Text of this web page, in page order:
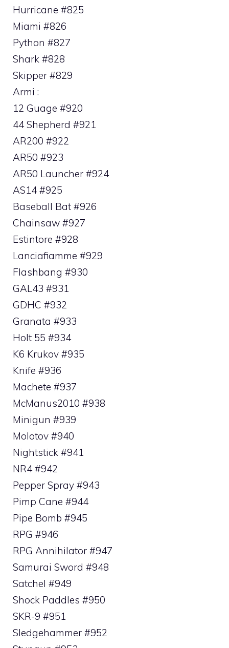
Hurricane #825
Miami #826
Python #827
Shark #828
Skipper #829
Armi :
12 Guage #920
44 Shepherd #921
AR200 #922
AR50 #923
AR50 Launcher #924
AS14 #925
Baseball Bat #926
Chainsaw #927
Estintore #928
Lanciafiamme #929
Flashbang #930
GAL43 #931
GDHC #932
Granata #933
Holt 55 #934
K6 Krukov #935
Knife #936
Machete #937
McManus2010 #938
Minigun #939
Molotov #940
Nightstick #941
NR4 #942
Pepper Spray #943
Pimp Cane #944
Pipe Bomb #945
RPG #946
RPG Annihilator #947
Samurai Sword #948
Satchel #949
Shock Paddles #950
SKR-9 #951
Sledgehammer #952